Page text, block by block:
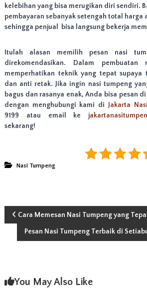
kelebihan yang bisa merugikan diri sendiri.
pembayaran sebanyak setengah total harga
sehingga penjual bisa langsung bekerja
Itulah alasan memilih pesan nasi
direkomendasikan. Dalam pembuatan
memperhatikan teknik yang tepat supaya
dan anti retak. Jika ingin nasi tumpeng
bagus dan rasanya enak, Anda bisa pesan
dengan menghubungi kami di
Jakarta
9199 atau email ke
sekarang!
Nasi Tumpeng
N
i
Cara Memesan Nasi Tumpeng yang
Pesan Nasi Tumpeng Terbaik di
You May Also Like